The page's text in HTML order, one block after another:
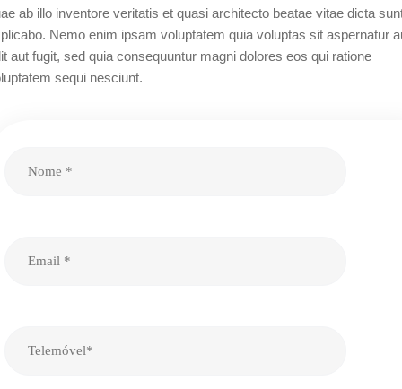
ab illo inventore veritatis et quasi architecto beatae vitae dicta
Nemo enim ipsam voluptatem quia voluptas sit aspernatur
aut fugit, sed quia consequuntur magni dolores eos qui ratione
sequi nesciunt.